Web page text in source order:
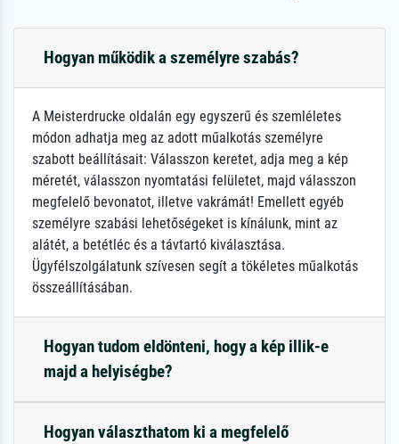
Hogyan működik a személyre szabás?
A Meisterdrucke oldalán egy egyszerű és szemléletes
módon adhatja meg az adott műalkotás személyre
szabott beállításait: Válasszon keretet, adja meg a kép
méretét, válasszon nyomtatási felületet, majd válasszon
megfelelő bevonatot, illetve vakrámát! Emellett egyéb
személyre szabási lehetőségeket is kínálunk, mint az
alátét, a betétléc és a távtartó kiválasztása.
Ügyfélszolgálatunk szívesen segít a tökéletes műalkotás
összeállításában.
Hogyan tudom eldönteni, hogy a kép illik-e
majd a helyiségbe?
Hogyan választhatom ki a megfelelő